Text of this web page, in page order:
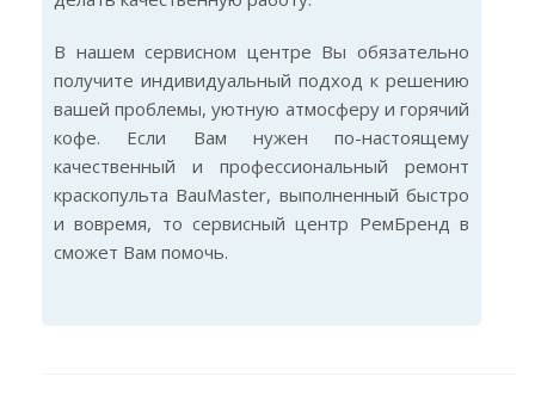
В нашем сервисном центре Вы обязательно
получите индивидуальный подход к решению
вашей проблемы, уютную атмосферу и горячий
кофе. Если Вам нужен по-настоящему
качественный и профессиональный ремонт
краскопульта BauMaster, выполненный быстро
и вовремя, то сервисный центр РемБренд в
сможет Вам помочь.